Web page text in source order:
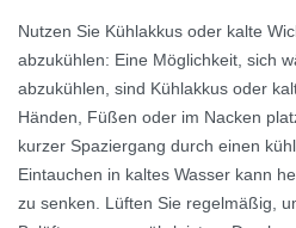
Nutzen Sie Kühlakkus oder kalte
abzukühlen: Eine Möglichkeit, sich
abzukühlen, sind Kühlakkus oder
Händen, Füßen oder im Nacken
kurzer Spaziergang durch einen
Eintauchen in kaltes Wasser kann
zu senken. Lüften Sie regelmäßig,